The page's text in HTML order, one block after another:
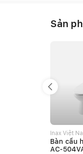
Sản
Inax Việt
Bàn cầu
AC-